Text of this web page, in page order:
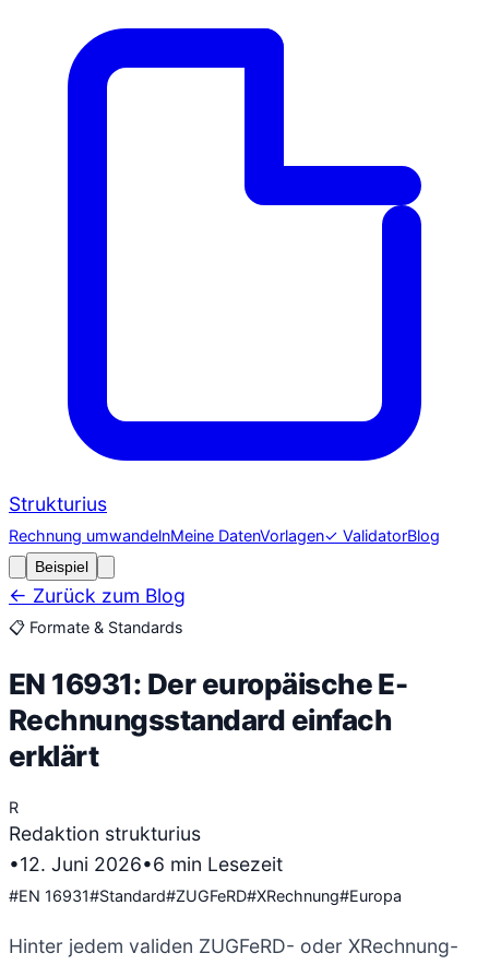
Strukturius
Rechnung umwandelnMeine DatenVorlagen✓ ValidatorBlog
Beispiel
← Zurück zum Blog
📋 Formate & Standards
EN 16931: Der europäische E-
Rechnungsstandard einfach
erklärt
R
Redaktion strukturius
•12. Juni 2026•6 min Lesezeit
#EN 16931#Standard#ZUGFeRD#XRechnung#Europa
Hinter jedem validen ZUGFeRD- oder XRechnung-